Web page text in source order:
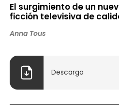
El surgimiento de un
ficción televisiva de
Anna Tous
Descarga